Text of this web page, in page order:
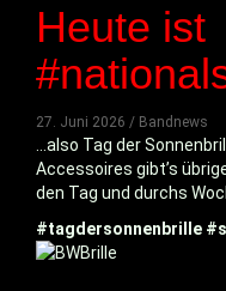
Heute ist
27. Juni 2026 / Bandnews
...also Tag der
Accessoires gibt’s
den Tag und durchs
#tagdersonnenbrille